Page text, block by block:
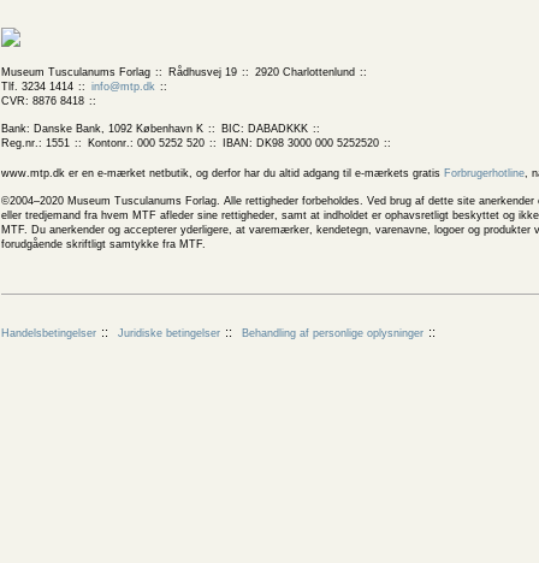
Museum Tusculanums Forlag Rådhusvej 19
2920 Charlottenlund
Tlf. 3234 1414
info@mtp.dk
CVR: 8876 8418
Bank: Danske Bank, 1092 København K
BIC: DABADKKK
Reg.nr.: 1551
Kontonr.: 000 5252 520 IBAN: DK98 3000 000 5252520
www.mtp.dk er en e-mærket netbutik, og derfor har du altid adgang til e-mærkets gratis Forbrugerhotline,
©2004–2020 Museum Tusculanums Forlag. Alle rettigheder forbeholdes. Ved brug af dette site
eller tredjemand fra hvem MTF afleder sine rettigheder, samt at indholdet er ophavsretligt beskyttet og
MTF. Du anerkender og accepterer yderligere, at varemærker, kendetegn, varenavne, logoer og
forudgående skriftligt samtykke fra MTF.
Handelsbetingelser Juridiske betingelser Behandling af personlige oplysninger